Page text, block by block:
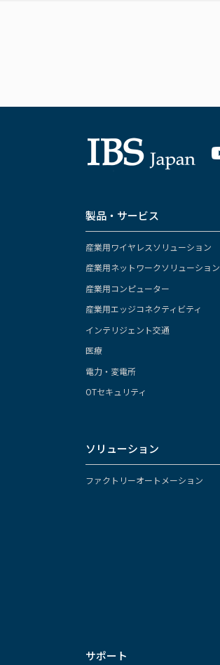
製品・サービス
産業用ワイヤレスソリューション
産業用ネットワークソリューション
産業用コンピューター
産業用エッジコネクティビティ
インテリジェント交通
医療
電力・変電所
OTセキュリティ
ソリューション
ファクトリーオートメーション
サポート